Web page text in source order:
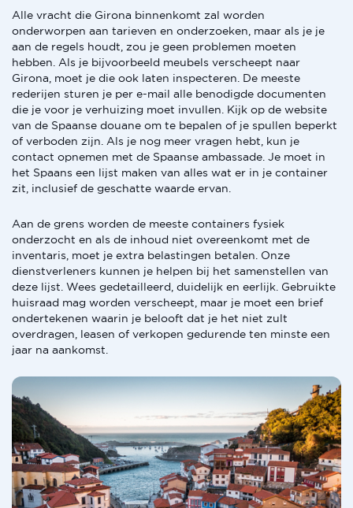
Alle vracht die Girona binnenkomt zal worden
onderworpen aan tarieven en onderzoeken, maar als je je
aan de regels houdt, zou je geen problemen moeten
hebben. Als je bijvoorbeeld meubels verscheept naar
Girona, moet je die ook laten inspecteren. De meeste
rederijen sturen je per e-mail alle benodigde documenten
die je voor je verhuizing moet invullen. Kijk op de website
van de Spaanse douane om te bepalen of je spullen beperkt
of verboden zijn. Als je nog meer vragen hebt, kun je
contact opnemen met de Spaanse ambassade. Je moet in
het Spaans een lijst maken van alles wat er in je container
zit, inclusief de geschatte waarde ervan.
Aan de grens worden de meeste containers fysiek
onderzocht en als de inhoud niet overeenkomt met de
inventaris, moet je extra belastingen betalen. Onze
dienstverleners kunnen je helpen bij het samenstellen van
deze lijst. Wees gedetailleerd, duidelijk en eerlijk. Gebruikte
huisraad mag worden verscheept, maar je moet een brief
ondertekenen waarin je belooft dat je het niet zult
overdragen, leasen of verkopen gedurende ten minste een
jaar na aankomst.